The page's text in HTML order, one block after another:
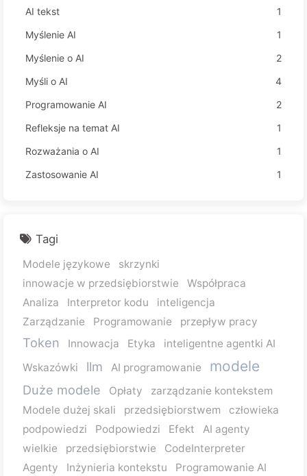
AI tekst
1
Myślenie AI
1
Myślenie o AI
2
Myśli o AI
4
Programowanie AI
2
Refleksje na temat AI
1
Rozważania o AI
1
Zastosowanie AI
1
Tagi
Modele językowe
skrzynki
innowacje w przedsiębiorstwie
Współpraca
Analiza
Interpretor kodu
inteligencja
Zarządzanie
Programowanie przepływ pracy
Token Innowacja Etyka
inteligentne agentki AI
Wskazówki
llm AI programowanie modele
Duże modele Opłaty
zarządzanie kontekstem
Modele dużej skali
przedsiębiorstwem
człowieka
podpowiedzi
Podpowiedzi Efekt
AI agenty
wielkie
przedsiębiorstwie
CodeInterpreter
Agenty
Inżynieria kontekstu
Programowanie AI